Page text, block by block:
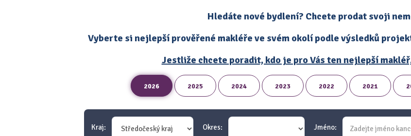
Hledáte nové bydlení? Chcete prodat svoji
Vyberte si nejlepší prověřené makléře ve svém okolí podle výsledků
Jestliže chcete poradit, kdo je pro Vás ten nejlepší
2026 2025 2024 2023 2022 2021
Kraj: Okres: Jméno: